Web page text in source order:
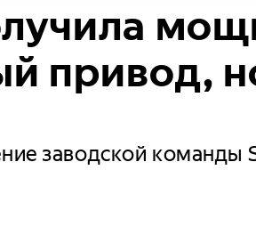
привод,
заводской команды